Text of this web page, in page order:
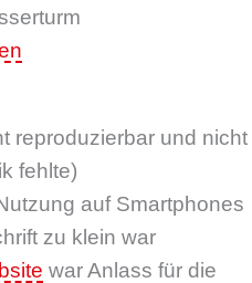
reproduzierbar und nicht
fehlte)
auf Smartphones
zu klein war
war Anlass für die